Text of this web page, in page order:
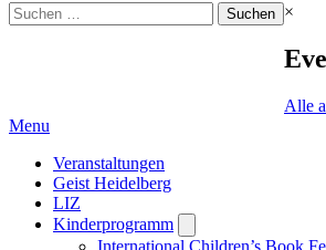
Suchen
nach:
×
Alle
Menu
Veranstaltungen
Geist Heidelberg
LIZ
Kinderprogramm
submenu
International Children’s Book